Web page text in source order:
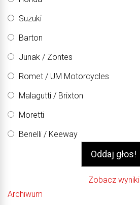
Suzuki
Barton
Junak / Zontes
Romet / UM Motorcycles
Malagutti / Brixton
Moretti
Benelli / Keeway
Zobacz wyniki
Archiwum